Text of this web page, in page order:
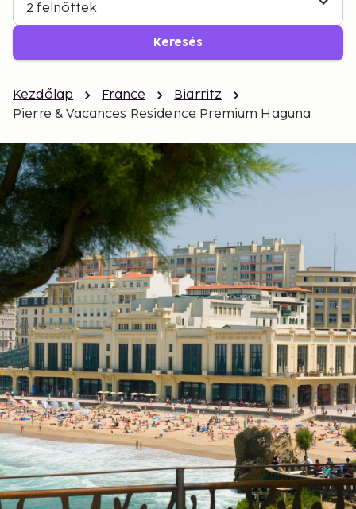
2 felnőttek
Keresés
Kezdőlap France
Biarritz
Pierre & Vacances Residence Premium Haguna